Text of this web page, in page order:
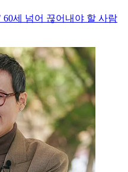
세 넘어 끊어내야 할 사람